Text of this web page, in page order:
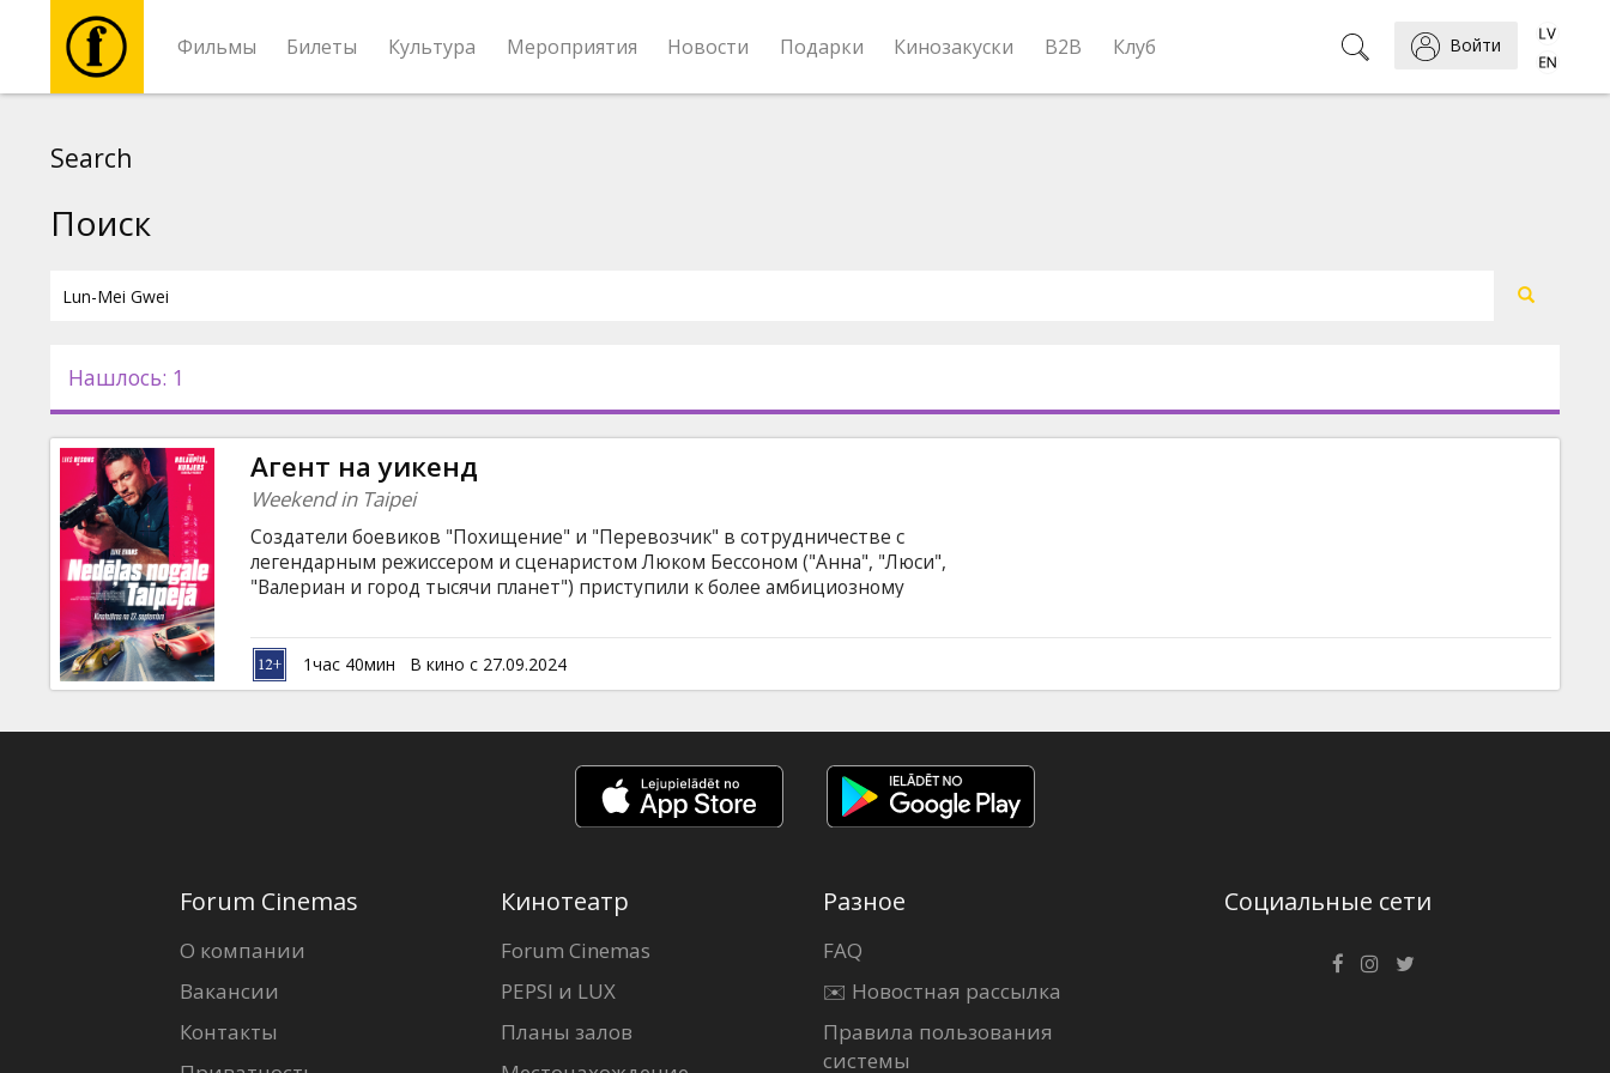
Фильмы Билеты Культура Мероприятия Новости Подарки Кинозакуски B2B Клуб Войти
Новости
Подарки
Кинозакуски
B2B
Клуб
Search
Поиск
Нашлось: 1
Агент на уикенд
Weekend in Taipei
Создатели боевиков "Похищение" и "Перевозчик" в сотрудничестве с
легендарным режиссером и сценаристом Люком Бессоном ("Анна", "Люси",
"Валериан и город тысячи планет") приступили к более амбициозному
звезд франшизы "Форсаж" Люка Эванса ("Мидуэй", "Анна") и Сунг Канга
("Форсаж 5") и обещают устроить настоящее шоу адреналина и скорости в
кинотеатрах с 27 сентября. Фильм на английском языке с субтитрами на
1час 40мин В кино с 27.09.2024
Forum Cinemas
О компании
Вакансии
Контакты
Кинотеатр
Forum Cinemas
PEPSI и LUX
Планы залов
Разное
FAQ
✉️ Новостная рассылка
Правила пользования
системы
Социальные сети